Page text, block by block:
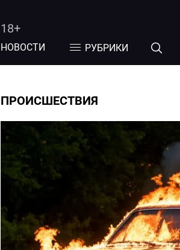
18+
НОВОСТИ РУБРИКИ
ПРОИСШЕСТВИЯ